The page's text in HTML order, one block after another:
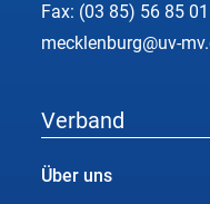
Fax: (03 85) 56 85 01
mecklenburg@uv-
Verband
Über uns